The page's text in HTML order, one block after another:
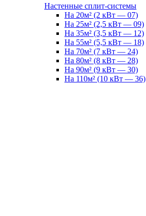
Настенные сплит-системы
На 20м² (2 кВт — 07)
На 25м² (2,5 кВт — 09)
На 35м² (3,5 кВт — 12)
На 55м² (5,5 кВт — 18)
На 70м² (7 кВт — 24)
На 80м² (8 кВт — 28)
На 90м² (9 кВт — 30)
На 110м² (10 кВт — 36)